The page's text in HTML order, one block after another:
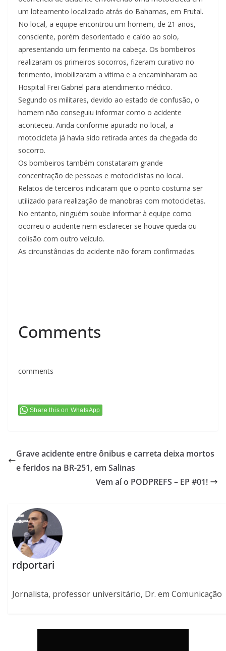
um loteamento localizado atrás do Bahamas, em Frutal.
No local, a equipe encontrou um homem, de 21 anos,
consciente, porém desorientado e caído ao solo,
apresentando um ferimento na cabeça. Os bombeiros
realizaram os primeiros socorros, fizeram curativo no
ferimento, imobilizaram a vítima e a encaminharam ao
Hospital Frei Gabriel para atendimento médico.
Segundo os militares, devido ao estado de confusão, o
homem não conseguiu informar como o acidente
aconteceu. Ainda conforme apurado no local, a
motocicleta já havia sido retirada antes da chegada do
socorro.
Os bombeiros também constataram grande
concentração de pessoas e motociclistas no local.
Relatos de terceiros indicaram que o ponto costuma ser
utilizado para realização de manobras com motocicletas.
No entanto, ninguém soube informar à equipe como
ocorreu o acidente nem esclarecer se houve queda ou
colisão com outro veículo.
As circunstâncias do acidente não foram confirmadas.
Comments
comments
Share this on WhatsApp
Grave acidente entre ônibus e carreta deixa mortos
e feridos na BR-251, em Salinas
Vem aí o PODPREFS – EP #01!
rdportari
Jornalista, professor universitário, Dr. em Comunicação